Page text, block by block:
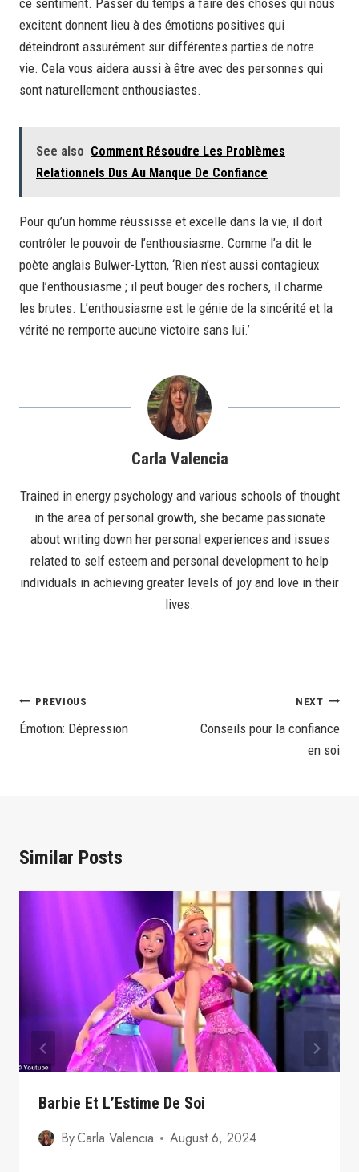
ce sentiment. Passer du temps à faire des choses qui nous
excitent donnent lieu à des émotions positives qui
déteindront assurément sur différentes parties de notre
vie. Cela vous aidera aussi à être avec des personnes qui
sont naturellement enthousiastes.
See also Comment Résoudre Les Problèmes
Relationnels Dus Au Manque De Confiance
Pour qu’un homme réussisse et excelle dans la vie, il doit
contrôler le pouvoir de l’enthousiasme. Comme l’a dit le
poète anglais Bulwer-Lytton, ‘Rien n’est aussi contagieux
que l’enthousiasme ; il peut bouger des rochers, il charme
les brutes. L’enthousiasme est le génie de la sincérité et la
vérité ne remporte aucune victoire sans lui.’
Carla Valencia
Trained in energy psychology and various schools of thought
in the area of personal growth, she became passionate
about writing down her personal experiences and issues
related to self esteem and personal development to help
individuals in achieving greater levels of joy and love in their
lives.
Post
Navigation
PREVIOUS
Émotion: Dépression
NEXT
Conseils pour la confiance
en soi
Similar Posts
Barbie Et L’Estime De Soi
ByCarla Valencia August 6, 2024